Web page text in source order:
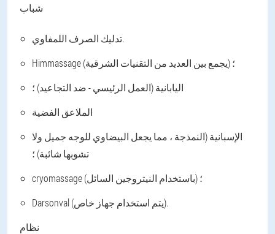
شباب
تدليك الصرف اللمفاوي.
Himmassage (يجمع بين العديد من التقنيات الشرقية) ؛
اليابانية (العمل الرئيسي - ضد التجاعيد) ؛
الملاعق الفضية
الإسبانية (النمذجة ، مما يجعل البيضاوي للوجه جميل ولا
تشوبها شائبة) ؛
cryomassage (باستخدام النيتروجين السائل) ؛
Darsonval (يتم استخدام جهاز خاص).
نظام